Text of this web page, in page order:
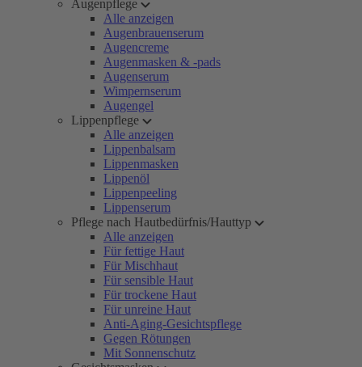
Augenpflege
Alle anzeigen
Augenbrauenserum
Augencreme
Augenmasken & -pads
Augenserum
Wimpernserum
Augengel
Lippenpflege
Alle anzeigen
Lippenbalsam
Lippenmasken
Lippenöl
Lippenpeeling
Lippenserum
Pflege nach Hautbedürfnis/Hauttyp
Alle anzeigen
Für fettige Haut
Für Mischhaut
Für sensible Haut
Für trockene Haut
Für unreine Haut
Anti-Aging-Gesichtspflege
Gegen Rötungen
Mit Sonnenschutz